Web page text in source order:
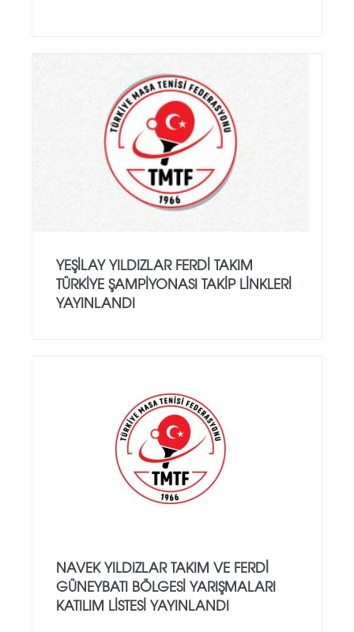
YEŞILAY YILDIZLAR FERDI TAKIM
TÜRKIYE ŞAMPIYONASI TAKIP LINKLERI
YAYINLANDI
NAVEK YILDIZLAR TAKIM VE FERDİ
GÜNEYBATI BÖLGESİ YARIŞMALARI
KATILIM LİSTESİ YAYINLANDI